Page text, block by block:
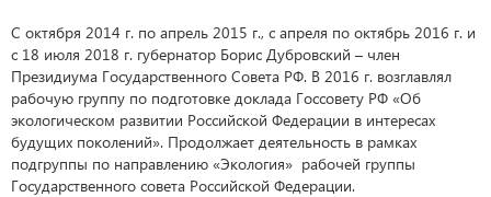
С октября 2014 г. по апрель 2015 г., с апреля по октябрь 2016 г. и
с 18 июля 2018 г. губернатор Борис Дубровский – член
Президиума Государственного Совета РФ. В 2016 г. возглавлял
рабочую группу по подготовке доклада Госсовету РФ «Об
экологическом развитии Российской Федерации в интересах
будущих поколений». Продолжает деятельность в рамках
подгруппы по направлению «Экология» рабочей группы
Государственного совета Российской Федерации.